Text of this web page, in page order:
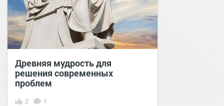
Древняя мудрость для
решения современных
проблем
2 1